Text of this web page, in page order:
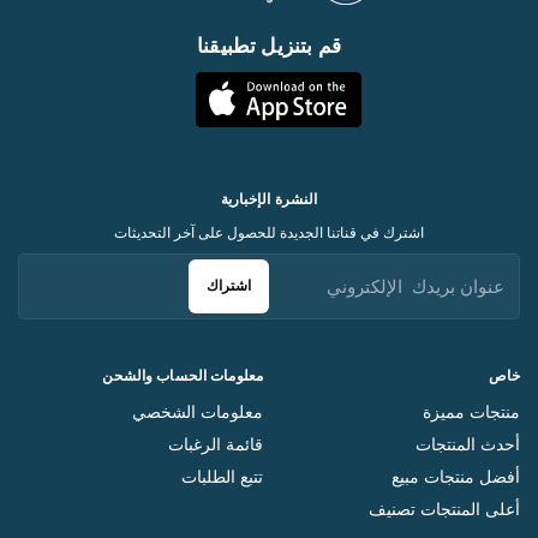
قم بتنزيل تطبيقنا
خاص
منتجات مميزة
أحدث المنتجات
أفضل منتجات مبيع
أعلى المنتجات تصنيف
معلومات الحساب والشحن
معلومات الشخصي
قائمة الرغبات
تتبع الطلبات
النشرة الإخبارية
اشترك في قناتنا الجديدة للحصول على آخر التحديثات
اشتراك